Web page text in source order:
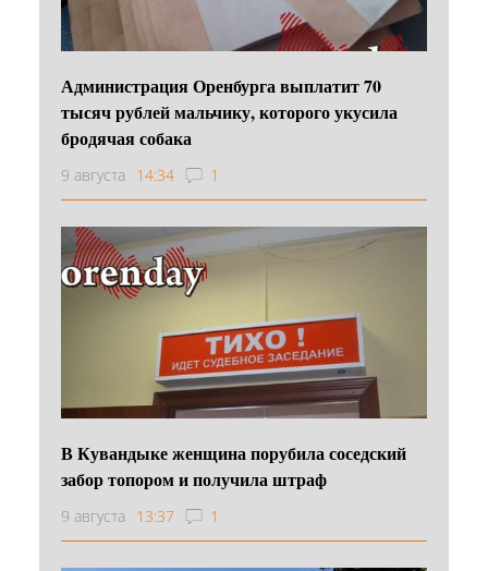
Администрация Оренбурга выплатит 70
тысяч рублей мальчику, которого укусила
бродячая собака
9 августа 14:34 1
В Кувандыке женщина порубила соседский
забор топором и получила штраф
9 августа 13:37 1